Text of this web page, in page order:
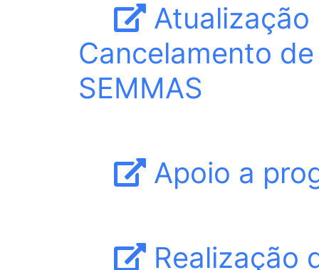
Atualização
Cancelamento
SEMMAS
Apoio a
Realização